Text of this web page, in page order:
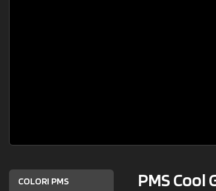
COLORI PMS PMS Cool